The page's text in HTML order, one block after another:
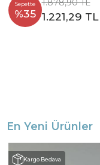
Sepette
%35
1.878,90 TL
1.221,29 TL
En Yeni Ürünler
Kargo Bedava